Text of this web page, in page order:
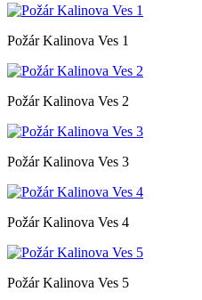
Požár Kalinova Ves 1
Požár Kalinova Ves 2
Požár Kalinova Ves 3
Požár Kalinova Ves 4
Požár Kalinova Ves 5